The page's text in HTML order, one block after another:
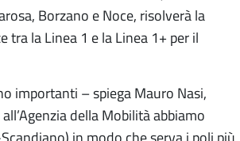
Borzano e Noce, risolverà la
tra la Linea 1 e la Linea 1+ per il
importanti – spiega Mauro Nasi,
della Mobilità abbiamo
in modo che serva i poli più